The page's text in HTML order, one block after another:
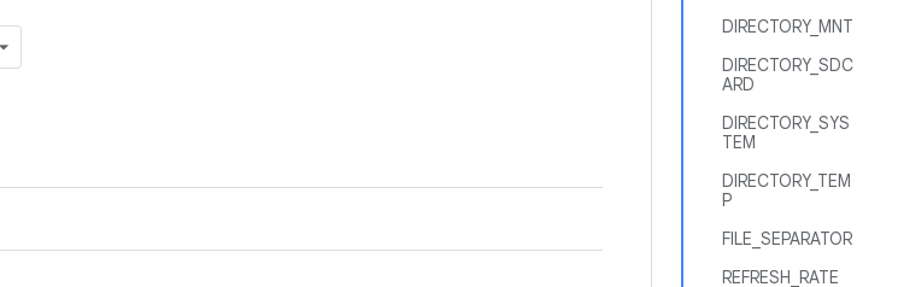
DIRECTORY_MNT
DIRECTORY_SDC
ARD
DIRECTORY_SYS
TEM
DIRECTORY_TEM
P
FILE_SEPARATOR
REFRESH_RATE